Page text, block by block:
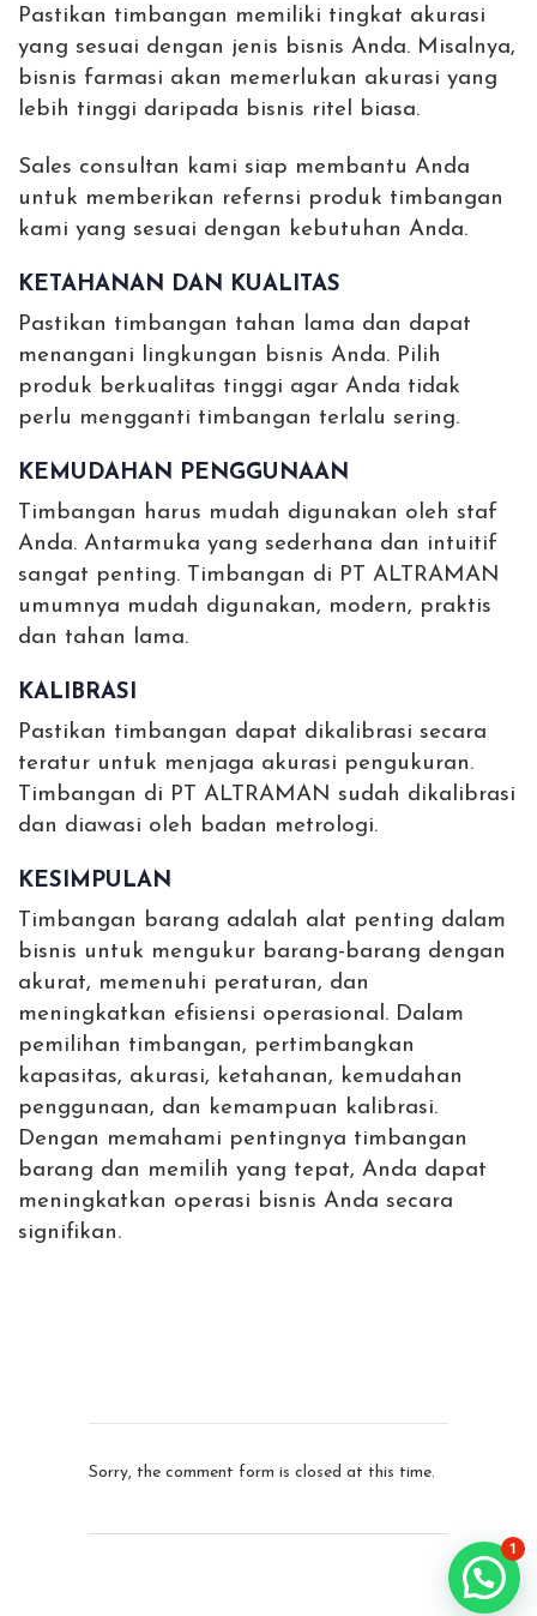
Pastikan timbangan memiliki tingkat akurasi
yang sesuai dengan jenis bisnis Anda. Misalnya,
bisnis farmasi akan memerlukan akurasi yang
lebih tinggi daripada bisnis ritel biasa.
Sales consultan kami siap membantu Anda
untuk memberikan refernsi produk timbangan
kami yang sesuai dengan kebutuhan Anda.
KETAHANAN DAN KUALITAS
Pastikan timbangan tahan lama dan dapat
menangani lingkungan bisnis Anda. Pilih
produk berkualitas tinggi agar Anda tidak
perlu mengganti timbangan terlalu sering.
KEMUDAHAN PENGGUNAAN
Timbangan harus mudah digunakan oleh staf
Anda. Antarmuka yang sederhana dan intuitif
sangat penting. Timbangan di PT ALTRAMAN
umumnya mudah digunakan, modern, praktis
dan tahan lama.
KALIBRASI
Pastikan timbangan dapat dikalibrasi secara
teratur untuk menjaga akurasi pengukuran.
Timbangan di PT ALTRAMAN sudah dikalibrasi
dan diawasi oleh badan metrologi.
KESIMPULAN
Timbangan barang adalah alat penting dalam
bisnis untuk mengukur barang-barang dengan
akurat, memenuhi peraturan, dan
meningkatkan efisiensi operasional. Dalam
pemilihan timbangan, pertimbangkan
kapasitas, akurasi, ketahanan, kemudahan
penggunaan, dan kemampuan kalibrasi.
Dengan memahami pentingnya timbangan
barang dan memilih yang tepat, Anda dapat
meningkatkan operasi bisnis Anda secara
signifikan.
Sorry, the comment form is closed at this time.
1